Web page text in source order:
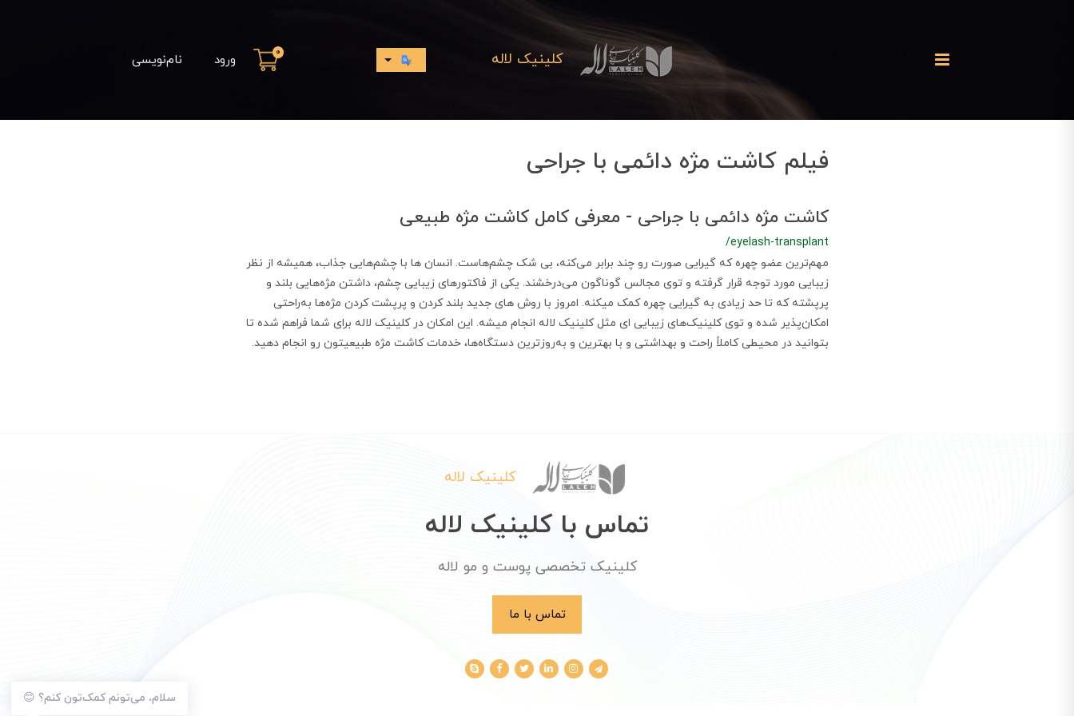
کلینیک لاله 0 ورود نام‌نویسی
فیلم کاشت مژه دائمی با جراحی
کاشت مژه دائمی با جراحی - معرفی کامل کاشت مژه طبیعی
/eyelash-transplant
مهم‌ترین عضو چهره که گیرایی صورت رو چند برابر می‌کنه، بی شک چشم‌هاست. انسان ها با چشم‌هایی جذاب، همیشه از نظر
زیبایی مورد توجه قرار گرفته و توی مجالس گوناگون می‌درخشند. یکی از فاکتورهای زیبایی چشم، داشتن مژه‌هایی بلند و
پرپشته که تا حد زیادی به گیرایی چهره کمک میکنه. امروز با روش های جدید بلند کردن و پرپشت کردن مژه‌ها به‌راحتی
امکان‌پذیر شده و توی کلینیک‌های زیبایی ای مثل کلینیک لاله انجام میشه. این امکان در کلینیک لاله برای شما فراهم شده تا
بتوانید در محیطی کاملاً راحت و بهداشتی و با بهترین و به‌روزترین دستگاه‌ها، خدمات کاشت مژه طبیعیتون رو انجام دهید.
سلام، می‌تونم کمک‌تون کنم؟ 😊
کلینیک لاله
تماس با کلینیک لاله
کلینیک تخصصی پوست و مو لاله
تماس با ما